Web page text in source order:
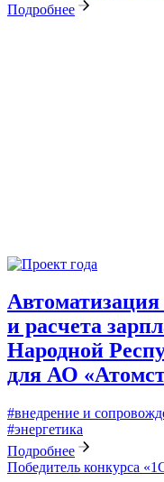
Подробнее
Автоматизация
и расчета
Народной
для АО
#внедрение и
#энергетика
Подробнее
Победитель конкурса